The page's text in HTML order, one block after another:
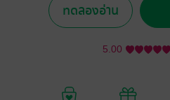
ทดลองอ่าน
5.00